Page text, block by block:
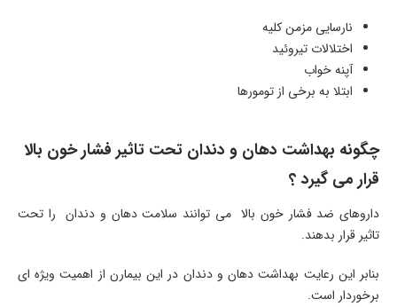
نارسایی مزمن کلیه
اختلالات تیروئید
آپنه خواب
ابتلا به برخی از تومورها
چگونه بهداشت دهان و دندان تحت تاثیر فشار خون بالا
قرار می گیرد ؟
داروهای ضد فشار خون بالا می توانند سلامت دهان و دندان را تحت
تاثیر قرار بدهند.
بنابر این رعایت بهداشت دهان و دندان در این بیمارن از اهمیت ویژه ای
برخوردار است.